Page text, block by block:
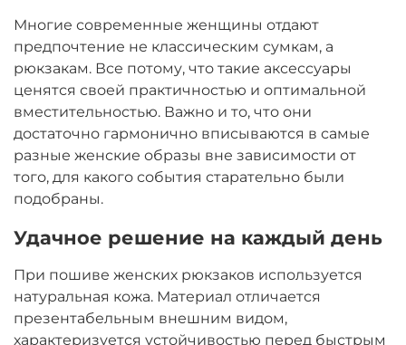
Многие современные женщины отдают
предпочтение не классическим сумкам, а
рюкзакам. Все потому, что такие аксессуары
ценятся своей практичностью и оптимальной
вместительностью. Важно и то, что они
достаточно гармонично вписываются в самые
разные женские образы вне зависимости от
того, для какого события старательно были
подобраны.
Удачное решение на каждый день
При пошиве женских рюкзаков используется
натуральная кожа. Материал отличается
презентабельным внешним видом,
характеризуется устойчивостью перед быстрым